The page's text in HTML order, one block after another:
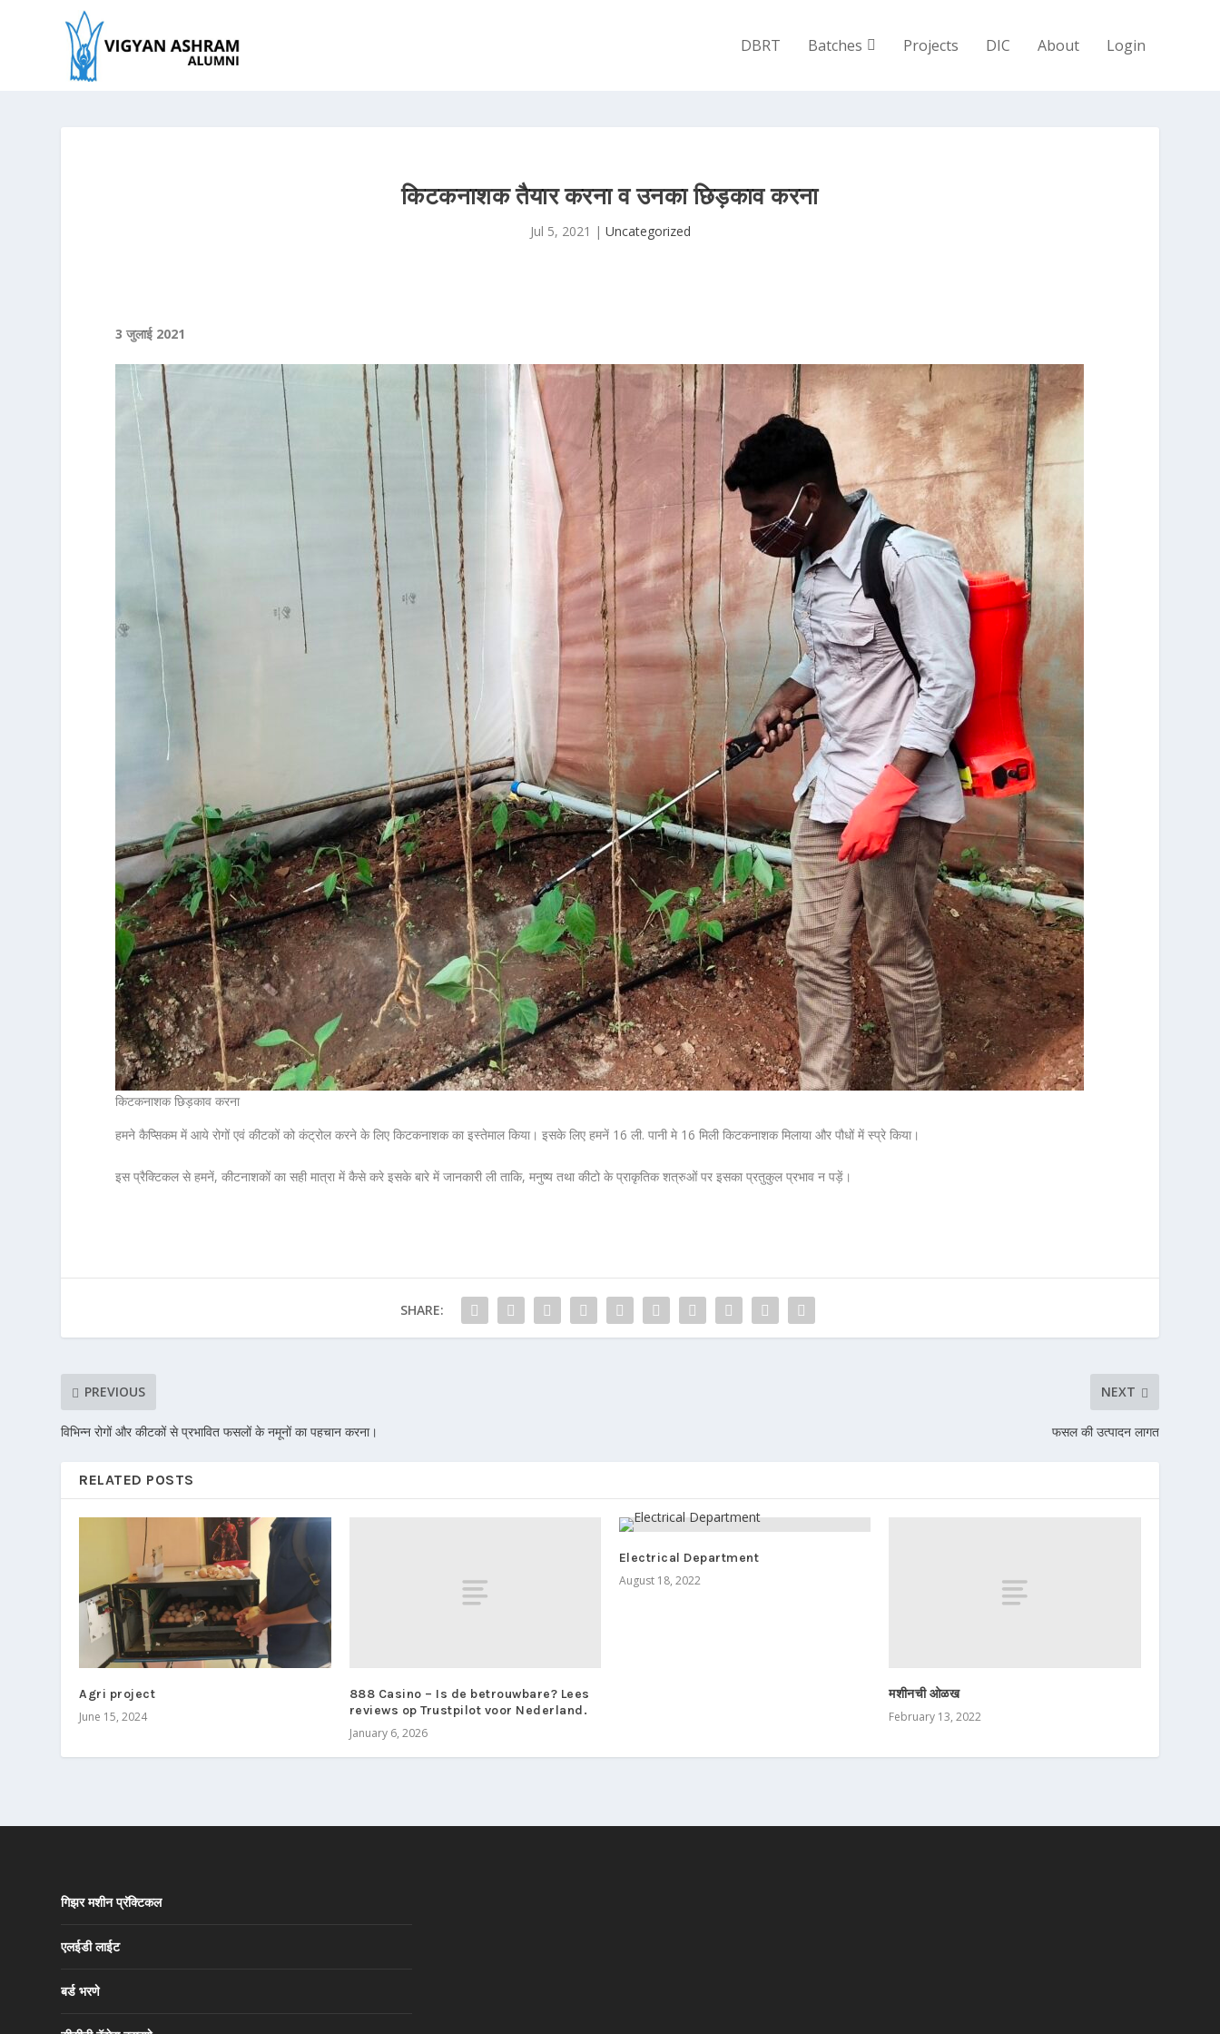
DBRT Batches Projects DIC About Login
किटकनाशक तैयार करना व उनका छिड़काव करना
Jul 5, 2021 | Uncategorized
3 जुलाई 2021
किटकनाशक छिड़काव करना
हमने कैप्सिकम में आये रोगों एवं कीटकों को कंट्रोल करने के लिए किटकनाशक का इस्तेमाल किया। इसके लिए हमनें 16 ली. पानी मे 16 मिली किटकनाशक मिलाया और पौधों में स्प्रे किया।
इस प्रैक्टिकल से हमनें, कीटनाशकों का सही मात्रा में कैसे करे इसके बारे में जानकारी ली ताकि, मनुष्य तथा कीटो के प्राकृतिक शत्रुओं पर इसका प्रतुकुल प्रभाव न पड़ें।
SHARE:
PREVIOUS
विभिन्न रोगों और कीटकों से प्रभावित फसलों के नमूनों का पहचान करना।
NEXT
फसल की उत्पादन लागत
RELATED POSTS
Agri project
June 15, 2024
888 Casino – Is de betrouwbare? Lees
reviews op Trustpilot voor Nederland.
January 6, 2026
Electrical Department
August 18, 2022
मशीनची ओळख
February 13, 2022
गिझर मशीन प्रॅक्टिकल
एलईडी लाईट
बर्ड भरणे